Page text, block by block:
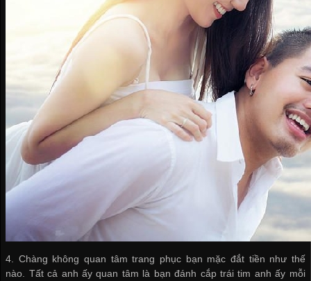
4. Chàng không quan tâm trang phục bạn mặc đắt tiền như thế
nào. Tất cả anh ấy quan tâm là bạn đánh cắp trái tim anh ấy mỗi